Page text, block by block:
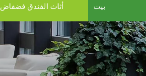
بيت أثاث الفندق فضفاض